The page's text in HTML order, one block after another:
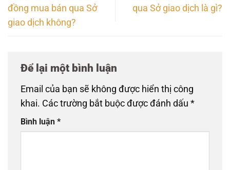
đồng mua bán qua Sở
giao dịch không?
qua Sở giao dịch là gì?
Để lại một bình luận
Email của bạn sẽ không được hiển thị công
khai. Các trường bắt buộc được đánh dấu *
Bình luận *